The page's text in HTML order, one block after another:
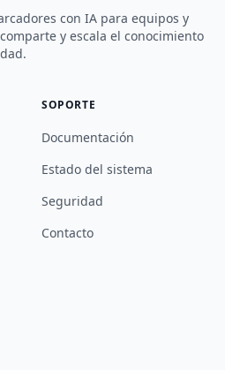
con IA para equipos y
y escala el conocimiento
SOPORTE
Documentación
Estado del sistema
Seguridad
Contacto